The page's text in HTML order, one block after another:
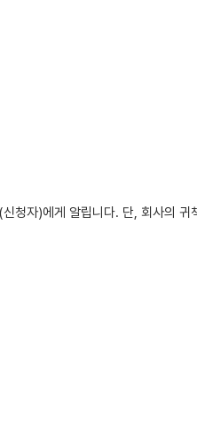
청자)에게 알립니다. 단, 회사의 귀